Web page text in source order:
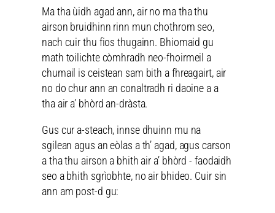
Ma tha ùidh agad ann, air no ma tha thu
airson bruidhinn rinn mun chothrom seo,
nach cuir thu fios thugainn. Bhiomaid gu
math toilichte còmhradh neo-fhoirmeil a
chumail is ceistean sam bith a fhreagairt, air
no do chur ann an conaltradh ri daoine a a
tha air a’ bhòrd an-dràsta.
Gus cur a-steach, innse dhuinn mu na
sgilean agus an eòlas a th’ agad, agus carson
a tha thu airson a bhith air a’ bhòrd - faodaidh
seo a bhith sgrìobhte, no air bhideo. Cuir sin
ann am post-d gu: